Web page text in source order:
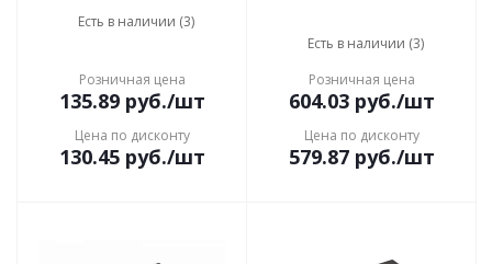
Есть в наличии (3)
Розничная цена
135.89руб./шт
Цена по дисконту
130.45руб./шт
Есть в наличии (3)
Розничная цена
604.03руб./шт
Цена по дисконту
579.87руб./шт